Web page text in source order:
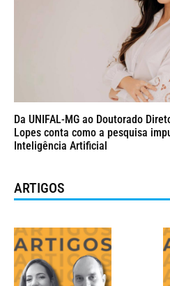
Da UNIFAL-MG ao Doutorado
Lopes conta como a pesquisa
Inteligência Artificial
ARTIGOS